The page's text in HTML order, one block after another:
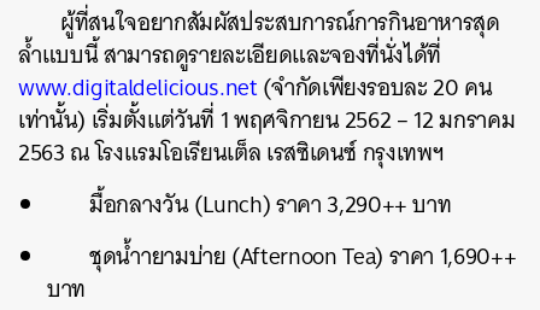
ผู้ที่สนใจอยากสัมผัสประสบการณ์การกินอาหารสุด
ล้ำแบบนี้ สามารถดูรายละเอียดและจองที่นั่งได้ที่
www.digitaldelicious.net(จำกัดเพียงรอบละ 20 คน
เท่านั้น) เริ่มตั้งแต่วันที่ 1 พฤศจิกายน 2562 – 12 มกราคม
2563 ณ โรงแรมโอเรียนเต็ล เรสซิเดนซ์ กรุงเทพฯ
มื้อกลางวัน (Lunch) ราคา 3,290++ บาท
ชุดน้ำายามบ่าย (Afternoon Tea) ราคา 1,690++
บาท